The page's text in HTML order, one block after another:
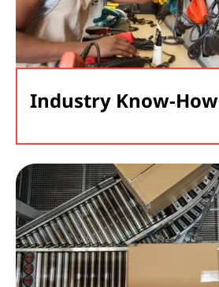
Industry Know-How